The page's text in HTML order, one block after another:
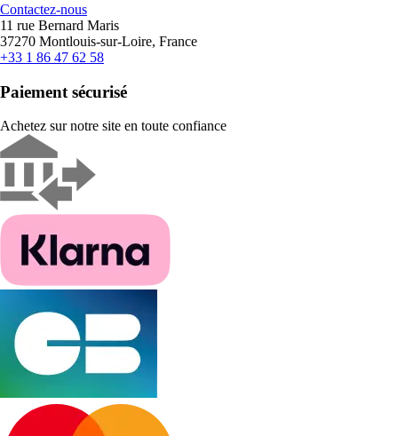
Contactez-nous
11 rue Bernard Maris
37270 Montlouis-sur-Loire, France
+33 1 86 47 62 58
Paiement sécurisé
Achetez sur notre site en toute confiance